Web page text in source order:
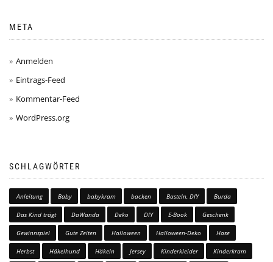
META
Anmelden
Eintrags-Feed
Kommentar-Feed
WordPress.org
SCHLAGWÖRTER
Anleitung Baby babykram backen Basteln, DIY Burda
Das Kind trägt DaWanda Deko DIY E-Book Geschenk
Gewinnspiel Gute Zeiten Halloween Halloween-Deko Hase
Herbst Häkelhund Häkeln Jersey Kinderkleider Kinderkram